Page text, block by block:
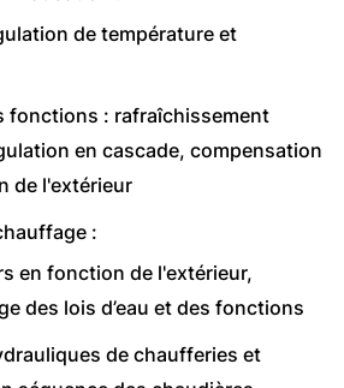
de température et
fonctions : rafraîchissement
en cascade, compensation
de l'extérieur
:
en fonction de l'extérieur,
des lois d’eau et des fonctions
de chaufferies et